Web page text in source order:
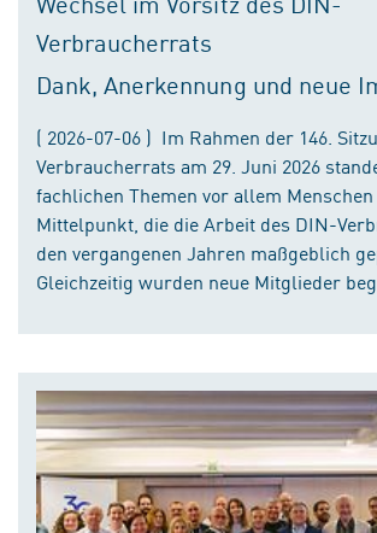
Verbraucherrats
Dank, Anerkennung und neue
( 2026-07-06 ) Im Rahmen der 146.
Verbraucherrats am 29. Juni 2026
fachlichen Themen vor allem
Mittelpunkt, die die Arbeit des DIN-
den vergangenen Jahren maßgeblich
Gleichzeitig wurden neue Mitglieder